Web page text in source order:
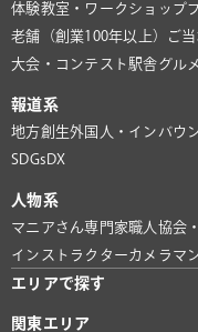
体験教室・ワークショップ
老舗（創業100年以上）
ご
大会・コンテスト 駅舎グルメ
報道系
地方創生外国人・インバウ
SDGs DX
人物系
マニアさん専門家 職人 協会
インストラクターカメラマ
エリアで探す
関東エリア